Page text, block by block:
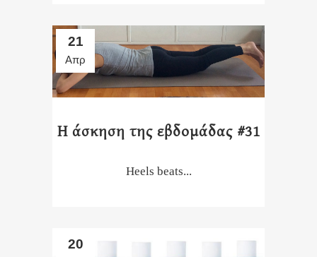
21
Απρ
Η άσκηση της εβδομάδας #31
Heels beats...
20